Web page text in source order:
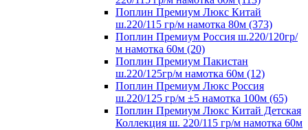
Поплин Премиум Люкс Китай
ш.220/115 гр/м намотка 80м (373)
Поплин Премиум Россия ш.220/120гр/
м намотка 60м (20)
Поплин Премиум Пакистан
ш.220/125гр/м намотка 60м (12)
Поплин Премиум Люкс Россия
ш.220/125 гр/м ±5 намотка 100м (65)
Поплин Премиум Люкс Китай Детская
Коллекция ш. 220/115 гр/м намотка 60м